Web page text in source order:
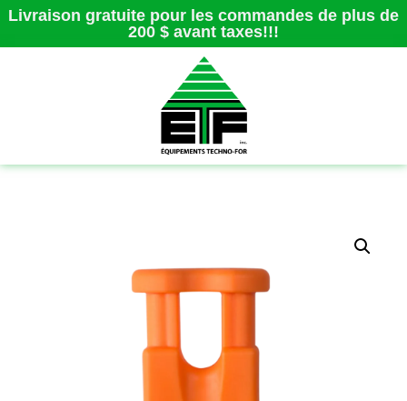
Livraison gratuite pour les commandes de plus de
200 $ avant taxes!!!